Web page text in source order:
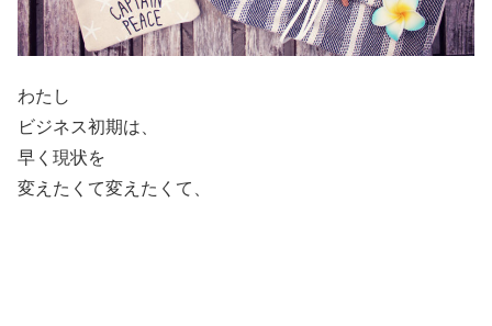
わたし
ビジネス初期は、
早く現状を
変えたくて変えたくて、